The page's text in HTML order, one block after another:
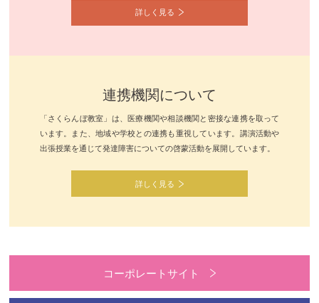
詳しく見る
連携機関について
「さくらんぼ教室」は、医療機関や相談機関と密接な連携を取って
います。また、地域や学校との連携も重視しています。講演活動や
出張授業を通じて発達障害についての啓蒙活動を展開しています。
詳しく見る
コーポレートサイト